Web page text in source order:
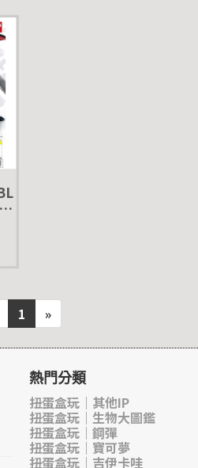
1 »
熱門分類
扭蛋盒玩｜其他IP
扭蛋盒玩｜生物大圖鑑
扭蛋盒玩｜鋼彈
扭蛋盒玩｜寶可夢
扭蛋盒玩｜吉伊卡哇